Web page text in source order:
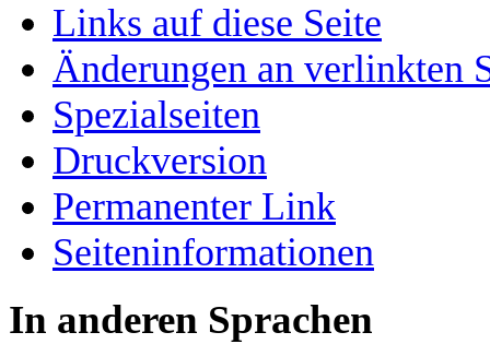
Links auf diese Seite
Änderungen an verlinkten
Spezialseiten
Druckversion
Permanenter Link
Seiten­­informationen
In anderen Sprachen